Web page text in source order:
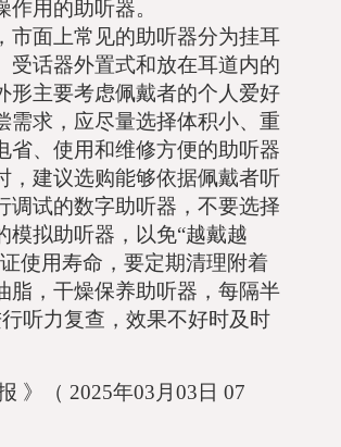
作用的助听器。
市面上常见的助听器分为挂耳
受话器外置式和放在耳道内的
形主要考虑佩戴者的个人爱好
需求，应尽量选择体积小、重
省、使用和维修方便的助听器
，建议选购能够依据佩戴者听
调试的数字助听器，不要选择
模拟助听器，以免“越戴越
使用寿命，要定期清理附着
脂，干燥保养助听器，每隔半
听力复查，效果不好时及时
》（ 2025年03月03日 07